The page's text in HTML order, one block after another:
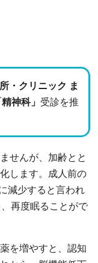
・クリニック ま
神科」 受診を推
せんが、加齢とと
します。成人前の
減少すると言われ
再度眠ることがで
を増やすと、認知